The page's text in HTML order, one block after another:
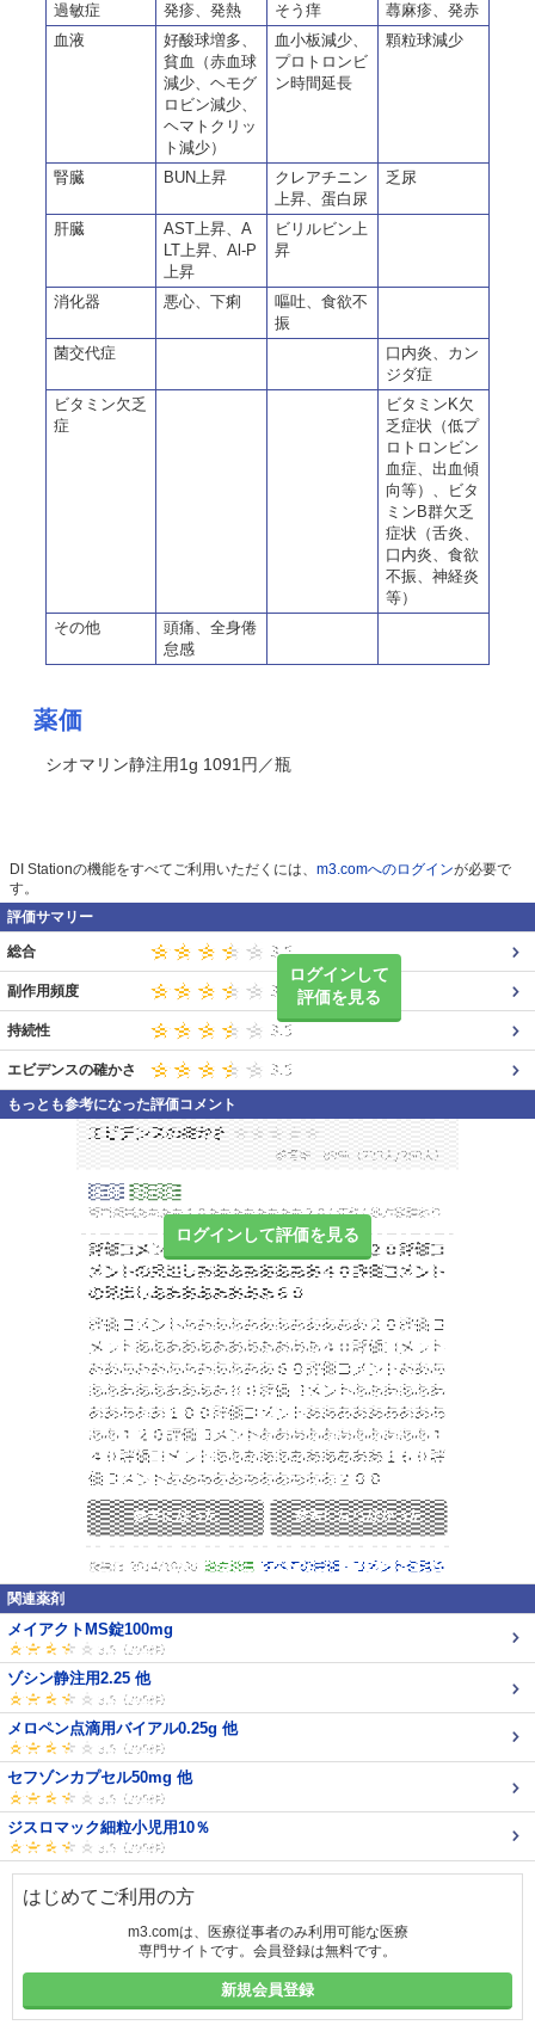
過敏症
発疹、発熱 そう痒
蕁麻疹、発赤
血液
好酸球増多、
貧血（赤血球
減少、ヘモグ
ロビン減少、
ヘマトクリッ
ト減少）
血小板減少、
プロトロンビ
ン時間延長
顆粒球減少
腎臓 BUN上昇
クレアチニン
上昇、蛋白尿
乏尿
肝臓
AST上昇、A
LT上昇、Al-P
上昇
ビリルビン上
昇
消化器 悪心、下痢
嘔吐、食欲不
振
菌交代症
口内炎、カン
ジダ症
ビタミン欠乏
症
ビタミンK欠
乏症状（低プ
ロトロンビン
血症、出血傾
向等）、ビタ
ミンB群欠乏
症状（舌炎、
口内炎、食欲
不振、神経炎
等）
その他
頭痛、全身倦
怠感
薬価
シオマリン静注用1g 1091円／瓶
DI Stationの機能をすべてご利用いただくには、 m3.comへのログインが必要で
す。
評価サマリー
ログインして
評価を見る
総合
副作用頻度
持続性
エビデンスの確かさ
もっとも参考になった評価コメント
ログインして評価を見る
関連薬剤
メイアクトMS錠100mg
ゾシン静注用2.25 他
メロペン点滴用バイアル0.25g 他
セフゾンカプセル50mg 他
ジスロマック細粒小児用10％
はじめてご利用の方
m3.comは、医療従事者のみ利用可能な医療
専門サイトです。会員登録は無料です。
新規会員登録